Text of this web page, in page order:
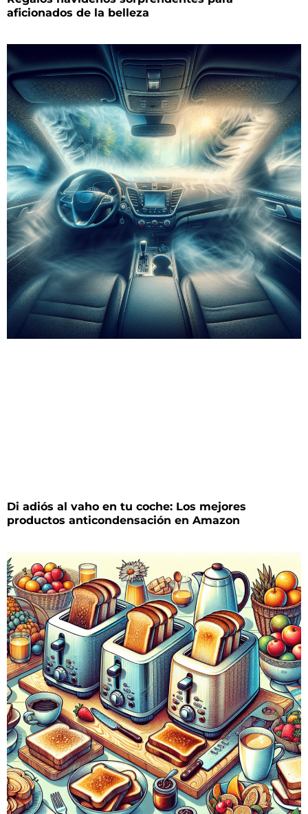
aficionados de la belleza
Di adiós al vaho en tu coche: Los mejores
productos anticondensación en Amazon